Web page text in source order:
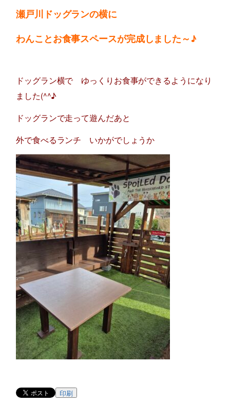
瀬戸川ドッグランの横に
わんことお食事スペースが完成しました～♪
ドッグラン横で ゆっくりお食事ができるようになり
ました(^^♪
ドッグランで走って遊んだあと
外で食べるランチ いかがでしょうか
印刷